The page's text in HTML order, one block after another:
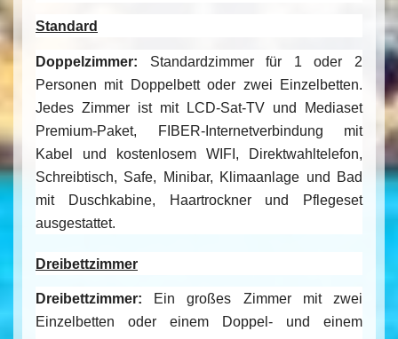
Standard
Doppelzimmer:
Standardzimmer für 1 oder 2
Personen mit Doppelbett oder zwei Einzelbetten.
Jedes Zimmer ist mit LCD-Sat-TV und Mediaset
Premium-Paket, FIBER-Internetverbindung mit
Kabel und kostenlosem WIFI, Direktwahltelefon,
Schreibtisch, Safe, Minibar, Klimaanlage und Bad
mit Duschkabine, Haartrockner und Pflegeset
ausgestattet.
Dreibettzimmer
Dreibettzimmer:
Ein großes Zimmer mit zwei
Einzelbetten oder einem Doppel- und einem